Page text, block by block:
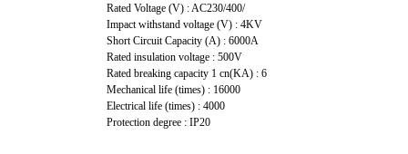
Rated Voltage (V) : AC230/400/
Impact withstand voltage (V) : 4KV
Short Circuit Capacity (A) : 6000A
Rated insulation voltage : 500V
Rated breaking capacity 1 cn(KA) : 6
Mechanical life (times) : 16000
Electrical life (times) : 4000
Protection degree : IP20